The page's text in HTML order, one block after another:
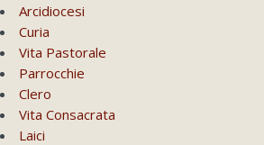
Arcidiocesi
Curia
Vita Pastorale
Parrocchie
Clero
Vita Consacrata
Laici